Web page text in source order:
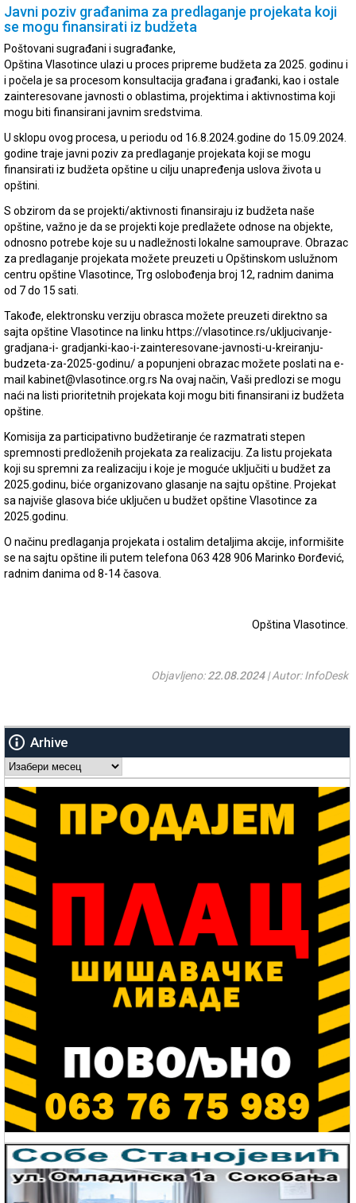
Javni poziv građanima za predlaganje projekata koji
se mogu finansirati iz budžeta
Poštovani sugrađani i sugrađanke,
Opština Vlasotince ulazi u proces pripreme budžeta za 2025. godinu i
i počela je sa procesom konsultacija građana i građanki, kao i ostale
zainteresovane javnosti o oblastima, projektima i aktivnostima koji
mogu biti finansirani javnim sredstvima.
U sklopu ovog procesa, u periodu od 16.8.2024.godine do 15.09.2024.
godine traje javni poziv za predlaganje projekata koji se mogu
finansirati iz budžeta opštine u cilju unapređenja uslova života u
opštini.
S obzirom da se projekti/aktivnosti finansiraju iz budžeta naše
opštine, važno je da se projekti koje predlažete odnose na objekte,
odnosno potrebe koje su u nadležnosti lokalne samouprave. Obrazac
za predlaganje projekata možete preuzeti u Opštinskom uslužnom
centru opštine Vlasotince, Trg oslobođenja broj 12, radnim danima
od 7 do 15 sati.
Takođe, elektronsku verziju obrasca možete preuzeti direktno sa
sajta opštine Vlasotince na linku https://vlasotince.rs/ukljucivanje-
gradjana-i- gradjanki-kao-i-zainteresovane-javnosti-u-kreiranju-
budzeta-za-2025-godinu/ a popunjeni obrazac možete poslati na e-
mail kabinet@vlasotince.org.rs Na ovaj način, Vaši predlozi se mogu
naći na listi prioritetnih projekata koji mogu biti finansirani iz budžeta
opštine.
Komisija za participativno budžetiranje će razmatrati stepen
spremnosti predloženih projekata za realizaciju. Za listu projekata
koji su spremni za realizaciju i koje je moguće uključiti u budžet za
2025.godinu, biće organizovano glasanje na sajtu opštine. Projekat
sa najviše glasova biće uključen u budžet opštine Vlasotince za
2025.godinu.
O načinu predlaganja projekata i ostalim detaljima akcije, informišite
se na sajtu opštine ili putem telefona 063 428 906 Marinko Đorđević,
radnim danima od 8-14 časova.
Opština Vlasotince.
Objavljeno:22.08.2024| Autor: InfoDesk
Arhive
Arhive